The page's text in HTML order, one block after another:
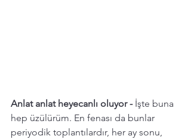
Anlat anlat heyecanlı oluyor - İşte buna
hep üzülürüm. En fenası da bunlar
periyodik toplantılardır, her ay sonu,